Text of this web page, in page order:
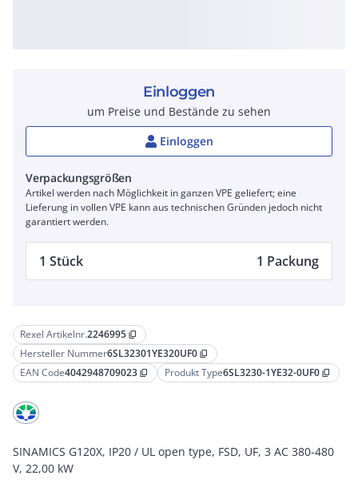
Rexel Artikelnr.2246995 content_copy
Hersteller Nummer6SL32301YE320UF0 content_copy
EAN Code4042948709023 content_copy Produkt Type6SL3230-1YE32-0UF0 content_copy
SINAMICS G120X, IP20 / UL open type, FSD, UF, 3 AC 380-480
V, 22,00 kW
Einloggen
um Preise und Bestände zu sehen
Einloggen
Verpackungsgrößen
Artikel werden nach Möglichkeit in ganzen VPE geliefert; eine
Lieferung in vollen VPE kann aus technischen Gründen jedoch nicht
garantiert werden.
1 Stück 1 Packung